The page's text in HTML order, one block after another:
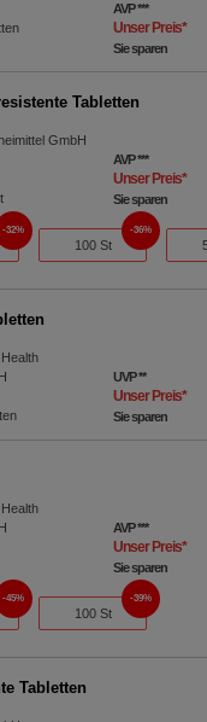
AVP***
Unser Preis*
Sie sparen
Tabletten
GmbH
AVP***
Unser Preis*
Sie sparen
32%
100 St
36%
UVP**
Unser Preis*
Sie sparen
AVP***
Unser Preis*
Sie sparen
45%
100 St
39%
Tabletten